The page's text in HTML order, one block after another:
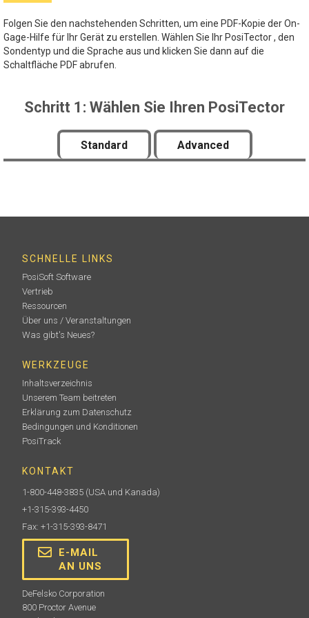
Folgen Sie den nachstehenden Schritten, um eine PDF-Kopie der On-
Gage-Hilfe für Ihr Gerät zu erstellen. Wählen Sie Ihr PosiTector , den
Sondentyp und die Sprache aus und klicken Sie dann auf die
Schaltfläche PDF abrufen.
Schritt 1: Wählen Sie Ihren PosiTector
Standard Advanced
SCHNELLE LINKS
PosiSoft Software
Vertrieb
Ressourcen
Über uns / Veranstaltungen
Was gibt's Neues?
WERKZEUGE
Inhaltsverzeichnis
Unserem Team beitreten
Erklärung zum Datenschutz
Bedingungen und Konditionen
PosiTrack
KONTAKT
1-800-448-3835 (USA und Kanada)
+1-315-393-4450
Fax: +1-315-393-8471
E-MAIL
AN UNS
DeFelsko Corporation
800 Proctor Avenue